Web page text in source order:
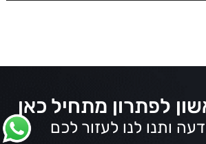
לפתרון מתחיל כאן
ותנו לנו לעזור לכם